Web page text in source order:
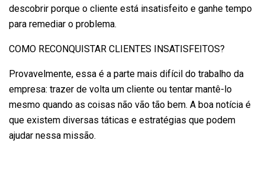
descobrir porque o cliente está insatisfeito e ganhe tempo
para remediar o problema.
COMO RECONQUISTAR CLIENTES INSATISFEITOS?
Provavelmente, essa é a parte mais difícil do trabalho da
empresa: trazer de volta um cliente ou tentar mantê-lo
mesmo quando as coisas não vão tão bem. A boa notícia é
que existem diversas táticas e estratégias que podem
ajudar nessa missão.